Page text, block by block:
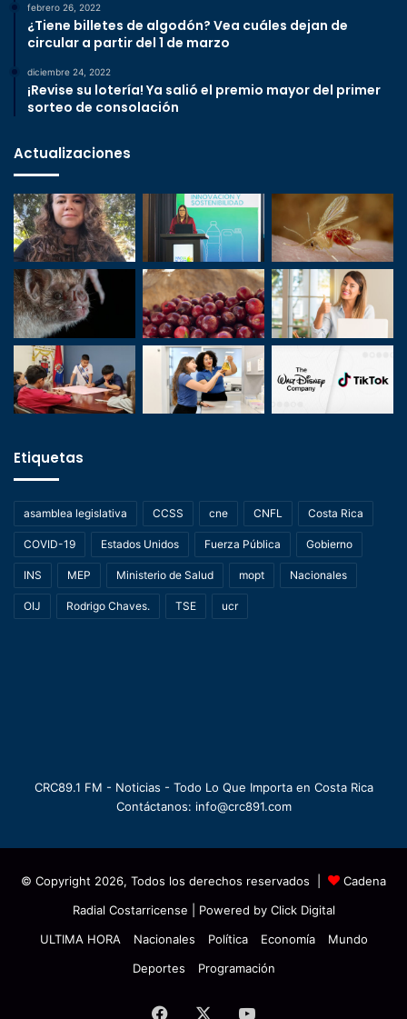
febrero 26, 2022
¿Tiene billetes de algodón? Vea cuáles dejan de
circular a partir del 1 de marzo
diciembre 24, 2022
¡Revise su lotería! Ya salió el premio mayor del primer
sorteo de consolación
Actualizaciones
Etiquetas
asamblea legislativa CCSS cne CNFL Costa Rica
COVID-19 Estados Unidos Fuerza Pública Gobierno
INS MEP Ministerio de Salud mopt Nacionales
OIJ Rodrigo Chaves. TSE ucr
CRC89.1 FM - Noticias - Todo Lo Que Importa en Costa Rica
Contáctanos: info@crc891.com
© Copyright 2026, Todos los derechos reservados |
Cadena
Radial Costarricense | Powered by Click Digital
ULTIMA HORA
Nacionales Política Economía
Mundo
Deportes
Programación
Facebook YouTube